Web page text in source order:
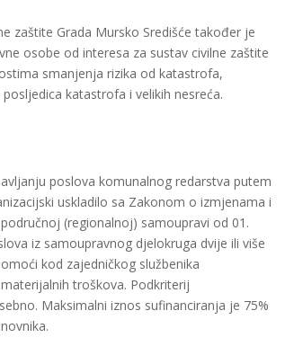
zaštite Grada Mursko Središće također je
osobe od interesa za sustav civilne zaštite
smanjenja rizika od katastrofa,
katastrofa i velikih nesreća.
poslova komunalnog redarstva putem
uskladilo sa Zakonom o izmjenama i
(regionalnoj) samoupravi od 01.
iz samoupravnog djelokruga dvije ili više
kod zajedničkog službenika
troškova. Podkriterij
Maksimalni iznos sufinanciranja je 75%